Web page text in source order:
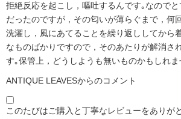
拒絶反応を起こし，嘔吐するんです｡なので
だったのですが，その匂いが薄らぐまで，何
洗濯し，風にあてることを繰り返ししてから
なものばかりですので，そのあたりが解消さ
す｡保管上，どうしようも無いものかもしれま
ANTIQUE LEAVESからのコメント
このたびはご購入と丁寧なレビューをありが